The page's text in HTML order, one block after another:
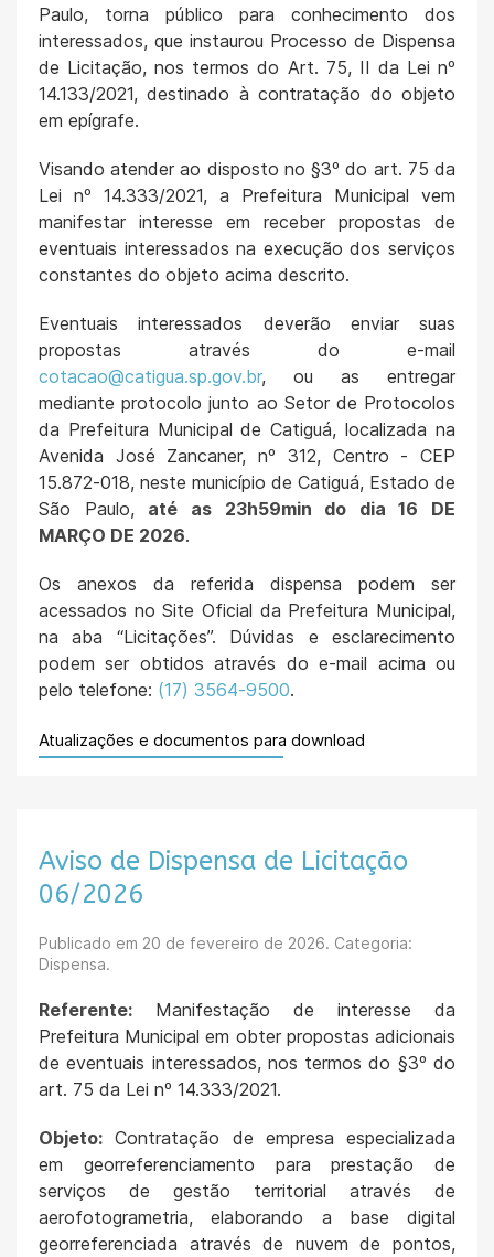
Paulo, torna público para conhecimento dos
interessados, que instaurou Processo de Dispensa
de Licitação, nos termos do Art. 75, II da Lei nº
14.133/2021, destinado à contratação do objeto
em epígrafe.
Visando atender ao disposto no §3º do art. 75 da
Lei nº 14.333/2021, a Prefeitura Municipal vem
manifestar interesse em receber propostas de
eventuais interessados na execução dos serviços
constantes do objeto acima descrito.
Eventuais interessados deverão enviar suas
propostas através do e-mail
cotacao@catigua.sp.gov.br, ou as entregar
mediante protocolo junto ao Setor de Protocolos
da Prefeitura Municipal de Catiguá, localizada na
Avenida José Zancaner, nº 312, Centro - CEP
15.872-018, neste município de Catiguá, Estado de
São Paulo, até as 23h59min do dia 16 DE
MARÇO DE 2026.
Os anexos da referida dispensa podem ser
acessados no Site Oficial da Prefeitura Municipal,
na aba “Licitações”. Dúvidas e esclarecimento
podem ser obtidos através do e-mail acima ou
pelo telefone: (17) 3564-9500.
Atualizações e documentos para download
Aviso de Dispensa de Licitação
06/2026
Publicado em 20 de fevereiro de 2026. Categoria:
Dispensa.
Referente: Manifestação de interesse da
Prefeitura Municipal em obter propostas adicionais
de eventuais interessados, nos termos do §3º do
art. 75 da Lei nº 14.333/2021.
Objeto: Contratação de empresa especializada
em georreferenciamento para prestação de
serviços de gestão territorial através de
aerofotogrametria, elaborando a base digital
georreferenciada através de nuvem de pontos,